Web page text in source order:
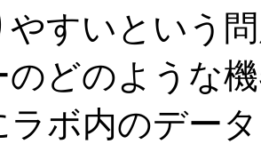
やすいという
のどのような
ラボ内のデー